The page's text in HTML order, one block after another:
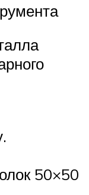
50×50